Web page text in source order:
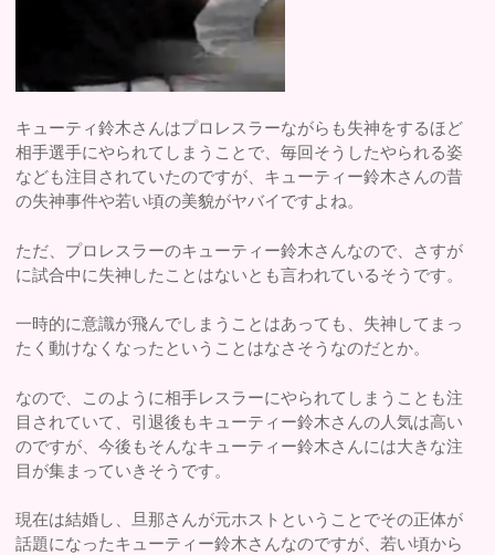
キューティ鈴木さんはプロレスラーながらも失神をするほど
相手選手にやられてしまうことで、毎回そうしたやられる姿
なども注目されていたのですが、キューティー鈴木さんの昔
の失神事件や若い頃の美貌がヤバイですよね。
ただ、プロレスラーのキューティー鈴木さんなので、さすが
に試合中に失神したことはないとも言われているそうです。
一時的に意識が飛んでしまうことはあっても、失神してまっ
たく動けなくなったということはなさそうなのだとか。
なので、このように相手レスラーにやられてしまうことも注
目されていて、引退後もキューティー鈴木さんの人気は高い
のですが、今後もそんなキューティー鈴木さんには大きな注
目が集まっていきそうです。
現在は結婚し、旦那さんが元ホストということでその正体が
話題になったキューティー鈴木さんなのですが、若い頃から